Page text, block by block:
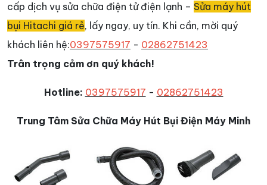
cấp dịch vụ sửa chữa điện tử điện lạnh – Sửa máy hút
bụi Hitachi giá rẻ, lấy ngay, uy tín. Khi cần, mời quý
khách liên hệ:0397575917 - 02862751423
Trân trọng cảm ơn quý khách!
Hotline: 0397575917 - 02862751423
Trung Tâm Sửa Chữa Máy Hút Bụi Điện Máy Minh